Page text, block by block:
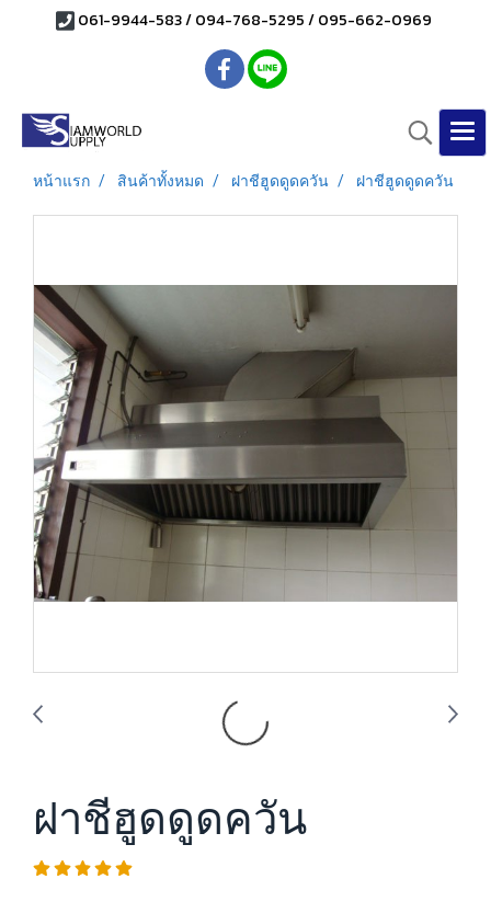
061-9944-583 / 094-768-5295 / 095-662-0969
หน้าแรก สินค้าทั้งหมด ฝาชีฮูดดูดควัน ฝาชีฮูดดูดควัน
ฝาชีฮูดดูดควัน